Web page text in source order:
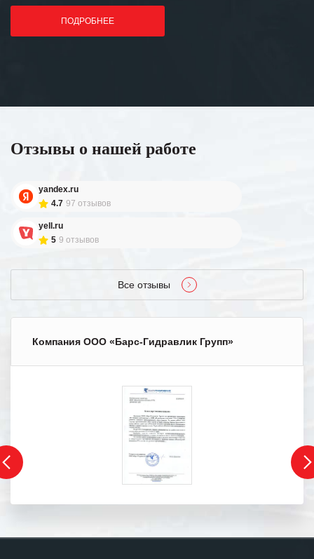
ПОДРОБНЕЕ
Отзывы о нашей работе
yandex.ru
4.7 97 отзывов
yell.ru
5 9 отзывов
Все отзывы
Компания ООО «Барс-Гидравлик Групп»